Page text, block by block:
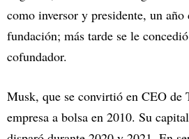
como inversor y presidente, un año
fundación; más tarde se le
cofundador.
Musk, que se convirtió en CEO de
empresa a bolsa en 2010. Su